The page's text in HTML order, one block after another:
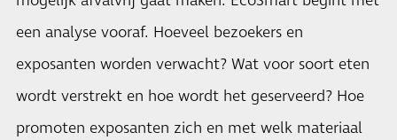
een analyse vooraf. Hoeveel bezoekers en
exposanten worden verwacht? Wat voor soort eten
wordt verstrekt en hoe wordt het geserveerd? Hoe
promoten exposanten zich en met welk materiaal